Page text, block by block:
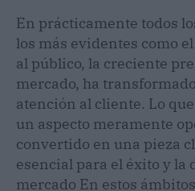
En prácticamente todos
los más evidentes como el
al público, la creciente
mercado, ha
atención al cliente. Lo
un aspecto meramente
convertido en una pieza
esencial para el éxito y
mercado En estos